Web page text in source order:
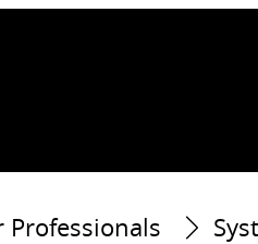
Professionals